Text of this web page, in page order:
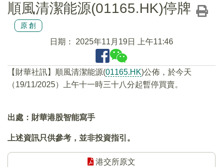
順風清潔能源(01165.HK)停牌
原創
日期： 2025年11月19日 上午11:46
【財華社訊】順風清潔能源(01165.HK)公佈，於今天
（19/11/2025）上午十一時三十八分起暫停買賣。
出處：財華港股智能寫手
上述資訊只供參考，並非投資指引。
港交所原文